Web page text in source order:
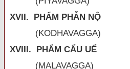
XVII. PHẨM PHẪN NỘ
(KODHAVAGGA)
XVIII. PHẨM CẤU UẾ
(MALAVAGGA)